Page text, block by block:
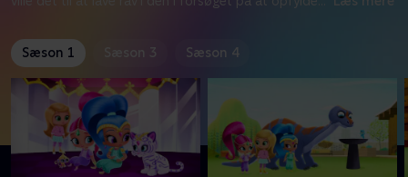
Sæson 1 Sæson 3 Sæson 4